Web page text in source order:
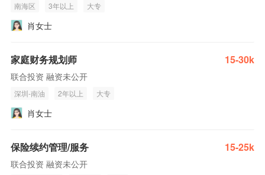
南海区 3年以上 大专
肖女士
家庭财务规划师 15-30k
联合投资 融资未公开
深圳-南油 2年以上 大专
肖女士
保险续约管理/服务 15-25k
联合投资 融资未公开